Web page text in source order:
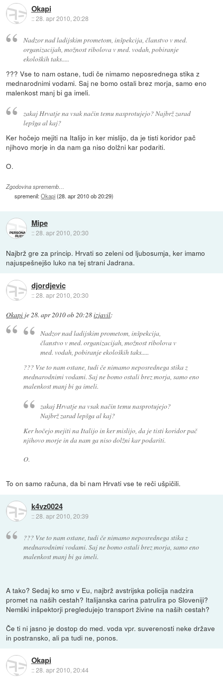
Okapi
::28. apr 2010, 20:28
Nadzor nad ladijskim prometom, inšpekcija, članstvo v med.
organizacijah, možnost ribolova v med. vodah, pobiranje
ekoloških taks.....
??? Vse to nam ostane, tudi če nimamo neposrednega stika z
mednarodnimi vodami. Saj ne bomo ostali brez morja, samo eno
malenkost manj bi ga imeli.
zakaj Hrvatje na vsak način temu nasprotujejo? Najbrž zarad
lepšga al kaj?
Ker hočejo mejiti na Italijo in ker mislijo, da je tisti koridor pač
njihovo morje in da nam ga niso dolžni kar podariti.
O.
Zgodovina sprememb…
spremenil:Okapi(28. apr 2010 ob 20:29)
Mipe
::28. apr 2010, 20:30
Najbrž gre za princip. Hrvati so zeleni od ljubosumja, ker imamo
najuspešnejšo luko na tej strani Jadrana.
djordjevic
::28. apr 2010, 20:30
Okapi je28. apr 2010 ob 20:28izjavil:
Nadzor nad ladijskim prometom, inšpekcija,
članstvo v med. organizacijah, možnost ribolova v
med. vodah, pobiranje ekoloških taks.....
??? Vse to nam ostane, tudi če nimamo neposrednega stika z
mednarodnimi vodami. Saj ne bomo ostali brez morja, samo eno
malenkost manj bi ga imeli.
zakaj Hrvatje na vsak način temu nasprotujejo?
Najbrž zarad lepšga al kaj?
Ker hočejo mejiti na Italijo in ker mislijo, da je tisti koridor pač
njihovo morje in da nam ga niso dolžni kar podariti.
O.
To on samo računa, da bi nam Hrvati vse te reči ušpičili.
k4vz0024
::28. apr 2010, 20:39
??? Vse to nam ostane, tudi če nimamo neposrednega stika z
mednarodnimi vodami. Saj ne bomo ostali brez morja, samo eno
malenkost manj bi ga imeli.
A tako? Sedaj ko smo v Eu, najbrž avstrijska policija nadzira
promet na naših cestah? Italijanska carina patrulira po Sloveniji?
Nemški inšpektorji pregledujejo transport živine na naših cestah?
Če ti ni jasno je dostop do med. voda vpr. suverenosti neke države
in postransko, ali pa tudi ne, ponos.
Okapi
::28. apr 2010, 20:44